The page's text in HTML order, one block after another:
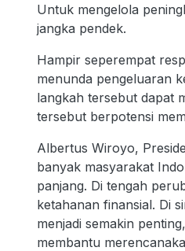
Untuk mengelola
jangka pendek.
Hampir seperempat
menunda pengeluaran
langkah tersebut dapat
tersebut berpotensi
Albertus Wiroyo,
banyak masyarakat
panjang. Di tengah
ketahanan finansial. Di
menjadi semakin
membantu